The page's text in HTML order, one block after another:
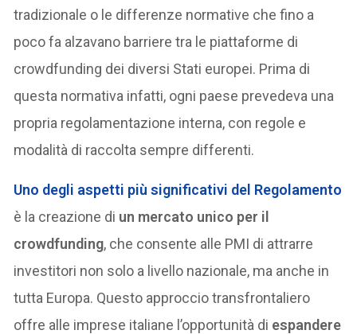
tradizionale o le differenze normative che fino a
poco fa alzavano barriere tra le piattaforme di
crowdfunding dei diversi Stati europei. Prima di
questa normativa infatti, ogni paese prevedeva una
propria regolamentazione interna, con regole e
modalità di raccolta sempre differenti.
Uno degli aspetti più significativi del Regolamento
è la creazione di un mercato unico per il
crowdfunding, che consente alle PMI di attrarre
investitori non solo a livello nazionale, ma anche in
tutta Europa. Questo approccio transfrontaliero
offre alle imprese italiane l’opportunità di espandere